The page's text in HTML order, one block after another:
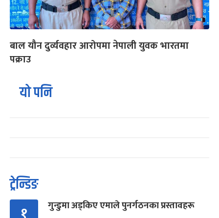
बाल यौन दुर्व्यवहार आरोपमा नेपाली युवक भारतमा
पक्राउ
यो पनि
ट्रेन्डिङ
गुन्डुमा अड्किए एमाले पुनर्गठनका प्रस्तावहरू